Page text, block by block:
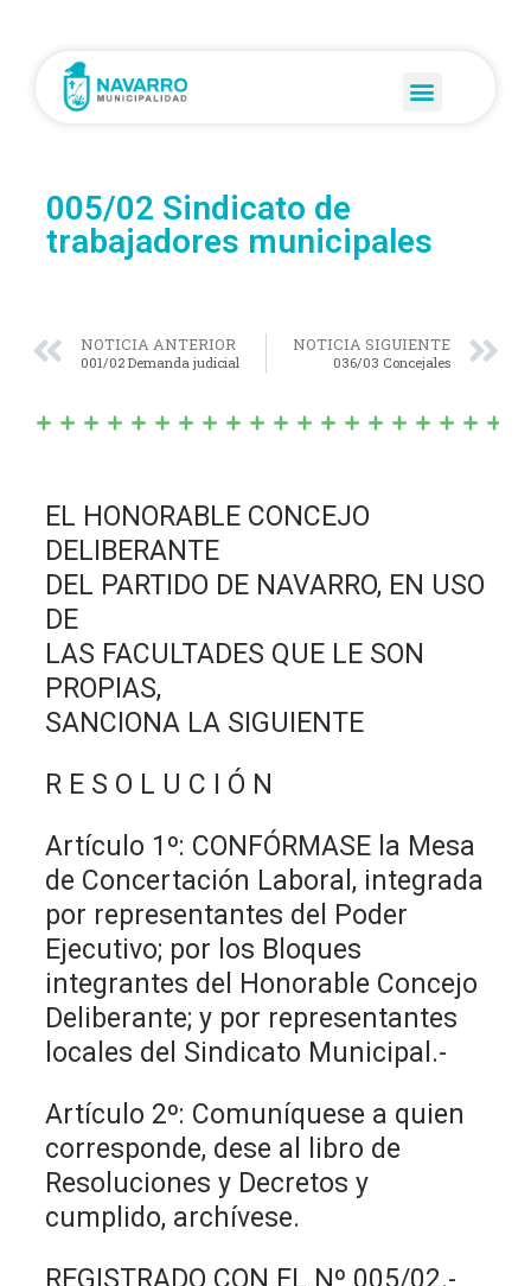
005/02 Sindicato de
trabajadores municipales
NOTICIA ANTERIOR
001/02 Demanda judicial
NOTICIA SIGUIENTE
036/03 Concejales
EL HONORABLE CONCEJO
DELIBERANTE
DEL PARTIDO DE NAVARRO, EN USO
DE
LAS FACULTADES QUE LE SON
PROPIAS,
SANCIONA LA SIGUIENTE
R E S O L U C I Ó N
Artículo 1º: CONFÓRMASE la Mesa
de Concertación Laboral, integrada
por representantes del Poder
Ejecutivo; por los Bloques
integrantes del Honorable Concejo
Deliberante; y por representantes
locales del Sindicato Municipal.-
Artículo 2º: Comuníquese a quien
corresponde, dese al libro de
Resoluciones y Decretos y
cumplido, archívese.
REGISTRADO CON EL Nº 005/02.-